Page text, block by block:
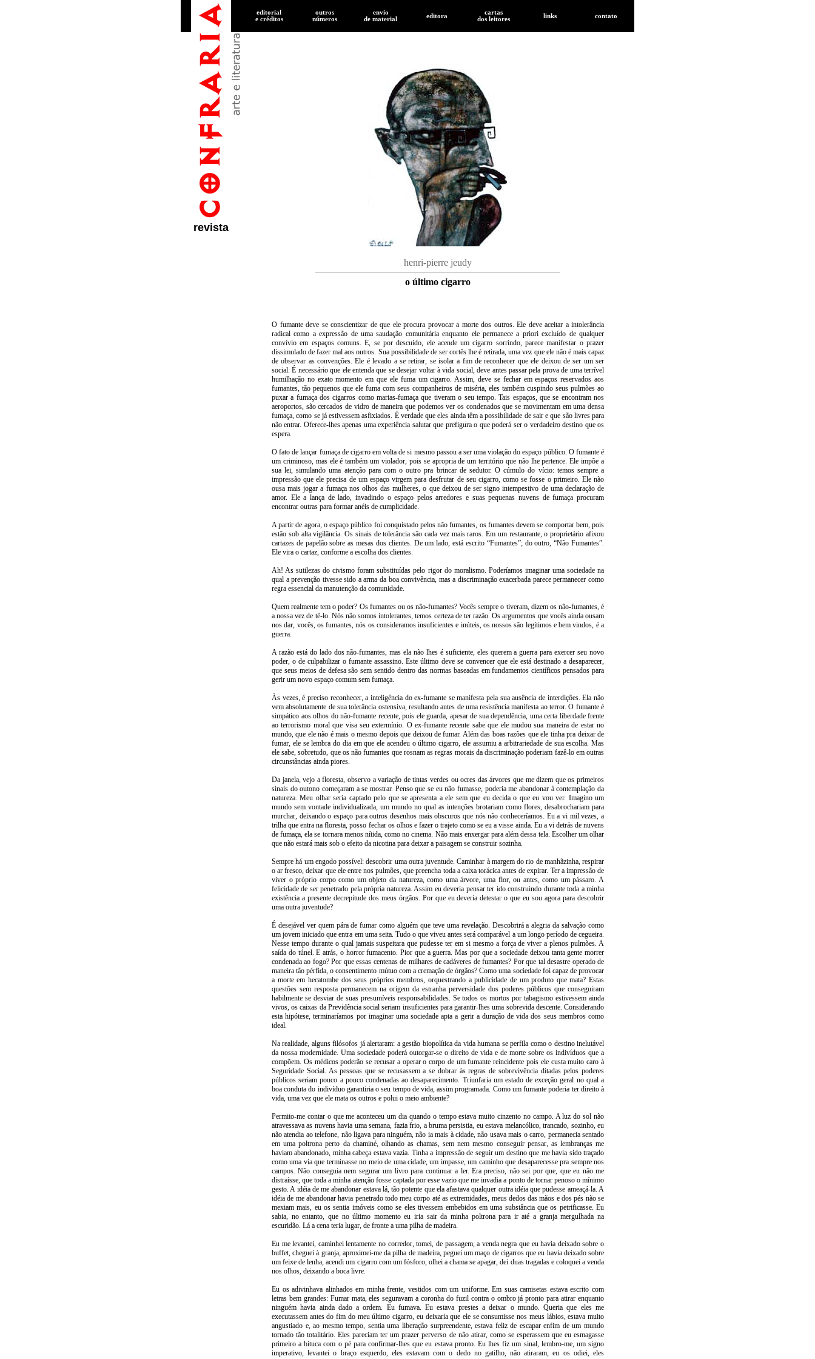
revista
editorial
e créditos
outros
números
envio
de material editora
cartas
dos leitores
links contato
henri-pierre jeudy
o último cigarro
O fumante deve se conscientizar de que ele procura provocar a morte dos outros. Ele deve aceitar a intolerância
radical como a expressão de uma saudação comunitária enquanto ele permanece a priori excluído de qualquer
convívio em espaços comuns. E, se por descuido, ele acende um cigarro sorrindo, parece manifestar o prazer
dissimulado de fazer mal aos outros. Sua possibilidade de ser cortês lhe é retirada, uma vez que ele não é mais capaz
de observar as convenções. Ele é levado a se retirar, se isolar a fim de reconhecer que ele deixou de ser um ser
social. É necessário que ele entenda que se desejar voltar à vida social, deve antes passar pela prova de uma terrível
humilhação no exato momento em que ele fuma um cigarro. Assim, deve se fechar em espaços reservados aos
fumantes, tão pequenos que ele fuma com seus companheiros de miséria, eles também cuspindo seus pulmões ao
puxar a fumaça dos cigarros como marias-fumaça que tiveram o seu tempo. Tais espaços, que se encontram nos
aeroportos, são cercados de vidro de maneira que podemos ver os condenados que se movimentam em uma densa
fumaça, como se já estivessem asfixiados. É verdade que eles ainda têm a possibilidade de sair e que são livres para
não entrar. Oferece-lhes apenas uma experiência salutar que prefigura o que poderá ser o verdadeiro destino que os
espera.
O fato de lançar fumaça de cigarro em volta de si mesmo passou a ser uma violação do espaço público. O fumante é
um criminoso, mas ele é também um violador, pois se apropria de um território que não lhe pertence. Ele impõe a
sua lei, simulando uma atenção para com o outro pra brincar de sedutor. O cúmulo do vício: temos sempre a
impressão que ele precisa de um espaço virgem para desfrutar de seu cigarro, como se fosse o primeiro. Ele não
ousa mais jogar a fumaça nos olhos das mulheres, o que deixou de ser signo intempestivo de uma declaração de
amor. Ele a lança de lado, invadindo o espaço pelos arredores e suas pequenas nuvens de fumaça procuram
encontrar outras para formar anéis de cumplicidade.
A partir de agora, o espaço público foi conquistado pelos não fumantes, os fumantes devem se comportar bem, pois
estão sob alta vigilância. Os sinais de tolerância são cada vez mais raros. Em um restaurante, o proprietário afixou
cartazes de papelão sobre as mesas dos clientes. De um lado, está escrito “Fumantes”; do outro, “Não Fumantes”.
Ele vira o cartaz, conforme a escolha dos clientes.
Ah! As sutilezas do civismo foram substituídas pelo rigor do moralismo. Poderíamos imaginar uma sociedade na
qual a prevenção tivesse sido a arma da boa convivência, mas a discriminação exacerbada parece permanecer como
regra essencial da manutenção da comunidade.
Quem realmente tem o poder? Os fumantes ou os não-fumantes? Vocês sempre o tiveram, dizem os não-fumantes, é
a nossa vez de tê-lo. Nós não somos intolerantes, temos certeza de ter razão. Os argumentos que vocês ainda ousam
nos dar, vocês, os fumantes, nós os consideramos insuficientes e inúteis, os nossos são legítimos e bem vindos, é a
guerra.
A razão está do lado dos não-fumantes, mas ela não lhes é suficiente, eles querem a guerra para exercer seu novo
poder, o de culpabilizar o fumante assassino. Este último deve se convencer que ele está destinado a desaparecer,
que seus meios de defesa são sem sentido dentro das normas baseadas em fundamentos científicos pensados para
gerir um novo espaço comum sem fumaça.
Às vezes, é preciso reconhecer, a inteligência do ex-fumante se manifesta pela sua ausência de interdições. Ela não
vem absolutamente de sua tolerância ostensiva, resultando antes de uma resistência manifesta ao terror. O fumante é
simpático aos olhos do não-fumante recente, pois ele guarda, apesar de sua dependência, uma certa liberdade frente
ao terrorismo moral que visa seu extermínio. O ex-fumante recente sabe que ele mudou sua maneira de estar no
mundo, que ele não é mais o mesmo depois que deixou de fumar. Além das boas razões que ele tinha pra deixar de
fumar, ele se lembra do dia em que ele acendeu o último cigarro, ele assumiu a arbitrariedade de sua escolha. Mas
ele sabe, sobretudo, que os não fumantes que rosnam as regras morais da discriminação poderiam fazê-lo em outras
circunstâncias ainda piores.
Da janela, vejo a floresta, observo a variação de tintas verdes ou ocres das árvores que me dizem que os primeiros
sinais do outono começaram a se mostrar. Penso que se eu não fumasse, poderia me abandonar à contemplação da
natureza. Meu olhar seria captado pelo que se apresenta a ele sem que eu decida o que eu vou ver. Imagino um
mundo sem vontade individualizada, um mundo no qual as intenções brotariam como flores, desabrochariam para
murchar, deixando o espaço para outros desenhos mais obscuros que nós não conheceríamos. Eu a vi mil vezes, a
trilha que entra na floresta, posso fechar os olhos e fazer o trajeto como se eu a visse ainda. Eu a vi detrás de nuvens
de fumaça, ela se tornara menos nítida, como no cinema. Não mais enxergar para além dessa tela. Escolher um olhar
que não estará mais sob o efeito da nicotina para deixar a paisagem se construir sozinha.
Sempre há um engodo possível: descobrir uma outra juventude. Caminhar à margem do rio de manhãzinha, respirar
o ar fresco, deixar que ele entre nos pulmões, que preencha toda a caixa torácica antes de expirar. Ter a impressão de
viver o próprio corpo como um objeto da natureza, como uma árvore, uma flor, ou antes, como um pássaro. A
felicidade de ser penetrado pela própria natureza. Assim eu deveria pensar ter ido construindo durante toda a minha
existência a presente decrepitude dos meus órgãos. Por que eu deveria detestar o que eu sou agora para descobrir
uma outra juventude?
É desejável ver quem pára de fumar como alguém que teve uma revelação. Descobrirá a alegria da salvação como
um jovem iniciado que entra em uma seita. Tudo o que viveu antes será comparável a um longo período de cegueira.
Nesse tempo durante o qual jamais suspeitara que pudesse ter em si mesmo a força de viver a plenos pulmões. A
saída do túnel. E atrás, o horror fumacento. Pior que a guerra. Mas por que a sociedade deixou tanta gente morrer
condenada ao fogo? Por que essas centenas de milhares de cadáveres de fumantes? Por que tal desastre operado de
maneira tão pérfida, o consentimento mútuo com a cremação de órgãos? Como uma sociedade foi capaz de provocar
a morte em hecatombe dos seus próprios membros, orquestrando a publicidade de um produto que mata? Estas
questões sem resposta permanecem na origem da estranha perversidade dos poderes públicos que conseguiram
habilmente se desviar de suas presumíveis responsabilidades. Se todos os mortos por tabagismo estivessem ainda
vivos, os caixas da Previdência social seriam insuficientes para garantir-lhes uma sobrevida descente. Considerando
esta hipótese, terminaríamos por imaginar uma sociedade apta a gerir a duração de vida dos seus membros como
ideal.
Na realidade, alguns filósofos já alertaram: a gestão biopolítica da vida humana se perfila como o destino inelutável
da nossa modernidade. Uma sociedade poderá outorgar-se o direito de vida e de morte sobre os indivíduos que a
compõem. Os médicos poderão se recusar a operar o corpo de um fumante reincidente pois ele custa muito caro à
Seguridade Social. As pessoas que se recusassem a se dobrar às regras de sobrevivência ditadas pelos poderes
públicos seriam pouco a pouco condenadas ao desaparecimento. Triunfaria um estado de exceção geral no qual a
boa conduta do indivíduo garantiria o seu tempo de vida, assim programada. Como um fumante poderia ter direito à
vida, uma vez que ele mata os outros e polui o meio ambiente?
Permito-me contar o que me aconteceu um dia quando o tempo estava muito cinzento no campo. A luz do sol não
atravessava as nuvens havia uma semana, fazia frio, a bruma persistia, eu estava melancólico, trancado, sozinho, eu
não atendia ao telefone, não ligava para ninguém, não ia mais à cidade, não usava mais o carro, permanecia sentado
em uma poltrona perto da chaminé, olhando as chamas, sem nem mesmo conseguir pensar, as lembranças me
haviam abandonado, minha cabeça estava vazia. Tinha a impressão de seguir um destino que me havia sido traçado
como uma via que terminasse no meio de uma cidade, um impasse, um caminho que desaparecesse pra sempre nos
campos. Não conseguia nem segurar um livro para continuar a ler. Era preciso, não sei por que, que eu não me
distraísse, que toda a minha atenção fosse captada por esse vazio que me invadia a ponto de tornar penoso o mínimo
gesto. A idéia de me abandonar estava lá, tão potente que ela afastava qualquer outra idéia que pudesse ameaçá-la. A
idéia de me abandonar havia penetrado todo meu corpo até as extremidades, meus dedos das mãos e dos pés não se
mexiam mais, eu os sentia imóveis como se eles tivessem embebidos em uma substância que os petrificasse. Eu
sabia, no entanto, que no último momento eu iria sair da minha poltrona para ir até a granja mergulhada na
escuridão. Lá a cena teria lugar, de fronte a uma pilha de madeira.
Eu me levantei, caminhei lentamente no corredor, tomei, de passagem, a venda negra que eu havia deixado sobre o
buffet, cheguei à granja, aproximei-me da pilha de madeira, peguei um maço de cigarros que eu havia deixado sobre
um feixe de lenha, acendi um cigarro com um fósforo, olhei a chama se apagar, dei duas tragadas e coloquei a venda
nos olhos, deixando a boca livre.
Eu os adivinhava alinhados em minha frente, vestidos com um uniforme. Em suas camisetas estava escrito com
letras bem grandes: Fumar mata, eles seguravam a coronha do fuzil contra o ombro já pronto para atirar enquanto
ninguém havia ainda dado a ordem. Eu fumava. Eu estava prestes a deixar o mundo. Queria que eles me
executassem antes do fim do meu último cigarro, eu deixaria que ele se consumisse nos meus lábios, estava muito
angustiado e, ao mesmo tempo, sentia uma liberação surpreendente, estava feliz de escapar enfim de um mundo
tornado tão totalitário. Eles pareciam ter um prazer perverso de não atirar, como se esperassem que eu esmagasse
primeiro a bituca com o pé para confirmar-lhes que eu estava pronto. Eu lhes fiz um sinal, lembro-me, um signo
imperativo, levantei o braço esquerdo, eles estavam com o dedo no gatilho, não atiraram, eu os odiei, eles